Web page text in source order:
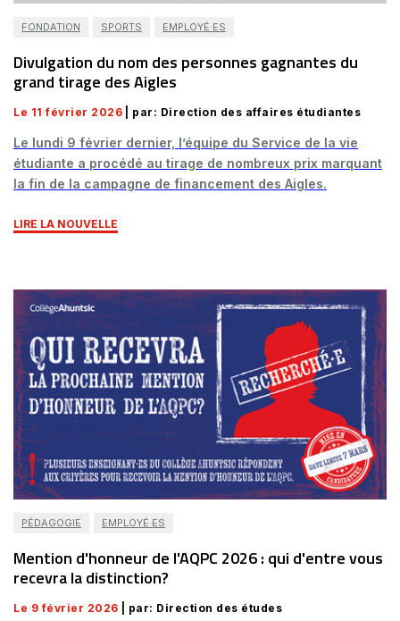
FONDATION SPORTS EMPLOYÉ·ES
Divulgation du nom des personnes gagnantes du
grand tirage des Aigles
Le 11 février 2026 | par: Direction des affaires étudiantes
Le lundi 9 février dernier, l’équipe du Service de la vie
étudiante a procédé au tirage de nombreux prix marquant
la fin de la campagne de financement des Aigles.
LIRE LA NOUVELLE
PÉDAGOGIE EMPLOYÉ·ES
Mention d'honneur de l'AQPC 2026 : qui d'entre vous
recevra la distinction?
Le 9 février 2026 | par: Direction des études